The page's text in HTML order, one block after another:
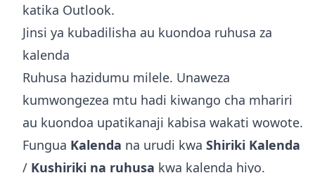
katika Outlook.
Jinsi ya kubadilisha au kuondoa ruhusa za
kalenda
Ruhusa hazidumu milele. Unaweza
kumwongezea mtu hadi kiwango cha mhariri
au kuondoa upatikanaji kabisa wakati wowote.
Fungua Kalenda na urudi kwa Shiriki Kalenda
/ Kushiriki na ruhusa kwa kalenda hiyo.